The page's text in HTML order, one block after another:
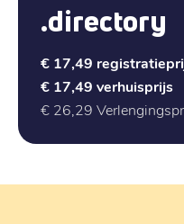
.directory
€ 17,49
€ 17,49 verhuisprijs
€ 26,29